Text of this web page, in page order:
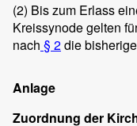
(2) Bis zum Erlass
Kreissynode gelten
nach § 2die
Anlage
Zuordnung der